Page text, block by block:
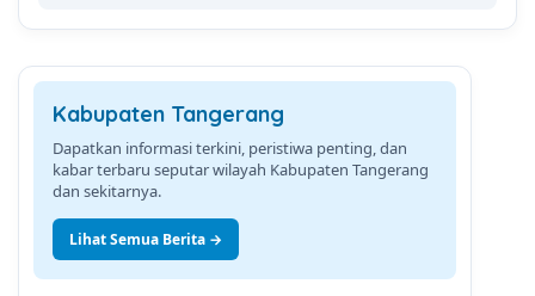
Kabupaten Tangerang
Dapatkan informasi terkini, peristiwa penting, dan
kabar terbaru seputar wilayah Kabupaten Tangerang
dan sekitarnya.
Lihat Semua Berita →